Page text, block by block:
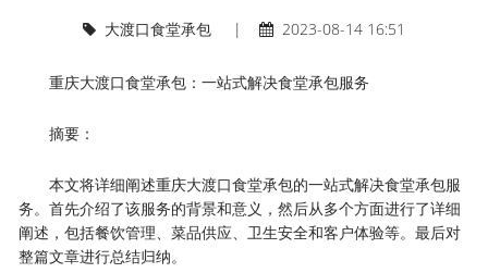
大渡口食堂承包| 2023-08-14 16:51
重庆大渡口食堂承包：一站式解决食堂承包服务
摘要：
本文将详细阐述重庆大渡口食堂承包的一站式解决食堂承包服
务。首先介绍了该服务的背景和意义，然后从多个方面进行了详细
阐述，包括餐饮管理、菜品供应、卫生安全和客户体验等。最后对
整篇文章进行总结归纳。